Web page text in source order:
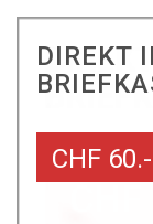
DIREKT
CHF 60.-